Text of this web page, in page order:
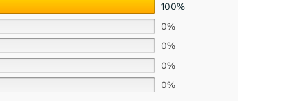
100%
0%
0%
0%
0%